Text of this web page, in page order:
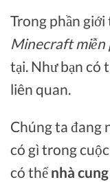
Trong phần giới
Minecraft
tại. Như bạn có
liên quan.
Chúng ta đang
có gì trong
có thể nhà